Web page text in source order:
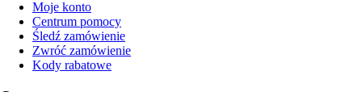
Moje konto
Centrum pomocy
Śledź zamówienie
Zwróć zamówienie
Kody rabatowe